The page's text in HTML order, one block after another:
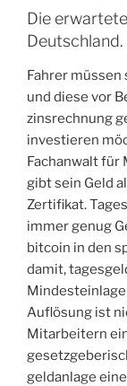
Die
Deutschland.
Fahrer müssen
und diese vor
zinsrechnung
investieren
Fachanwalt
gibt sein Geld
Zertifikat.
immer genug
bitcoin in den
damit,
Auflösung ist
Mitarbeitern
geldanlage